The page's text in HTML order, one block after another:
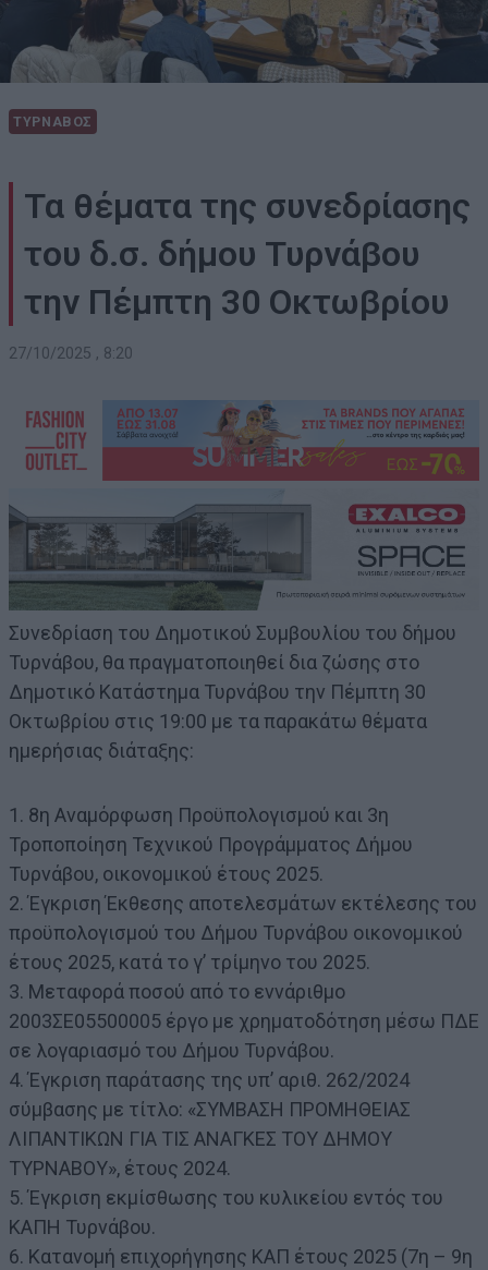
ΤΥΡΝΑΒΟΣ
Τα θέματα της συνεδρίασης
του δ.σ. δήμου Τυρνάβου
την Πέμπτη 30 Οκτωβρίου
27/10/2025 , 8:20
Συνεδρίαση του Δημοτικού Συμβουλίου του δήμου
Τυρνάβου, θα πραγματοποιηθεί δια ζώσης στο
Δημοτικό Κατάστημα Τυρνάβου την Πέμπτη 30
Οκτωβρίου στις 19:00 με τα παρακάτω θέματα
ημερήσιας διάταξης:
1. 8η Αναμόρφωση Προϋπολογισμού και 3η
Τροποποίηση Τεχνικού Προγράμματος Δήμου
Τυρνάβου, οικονομικού έτους 2025.
2. Έγκριση Έκθεσης αποτελεσμάτων εκτέλεσης του
προϋπολογισμού του Δήμου Τυρνάβου οικονομικού
έτους 2025, κατά το γ’ τρίμηνο του 2025.
3. Μεταφορά ποσού από το εννάριθμο
2003ΣΕ05500005 έργο με χρηματοδότηση μέσω ΠΔΕ
σε λογαριασμό του Δήμου Τυρνάβου.
4. Έγκριση παράτασης της υπ’ αριθ. 262/2024
σύμβασης με τίτλο: «ΣΥΜΒΑΣΗ ΠΡΟΜΗΘΕΙΑΣ
ΛΙΠΑΝΤΙΚΩΝ ΓΙΑ ΤΙΣ ΑΝΑΓΚΕΣ ΤΟΥ ΔΗΜΟΥ
ΤΥΡΝΑΒΟΥ», έτους 2024.
5. Έγκριση εκμίσθωσης του κυλικείου εντός του
ΚΑΠΗ Τυρνάβου.
6. Κατανομή επιχορήγησης ΚΑΠ έτους 2025 (7η – 9η